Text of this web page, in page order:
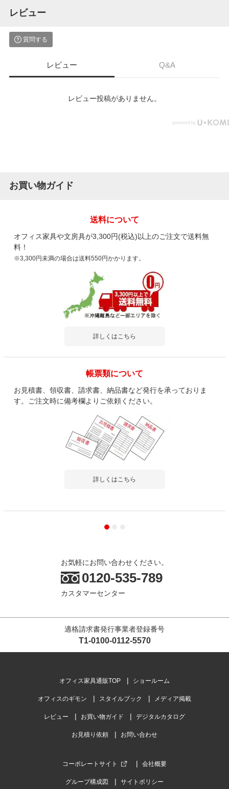
レビュー
質問する
レビュー Q&A
レビュー投稿がありません。
お買い物ガイド
送料について
オフィス家具や文房具が3,300円(税込)以上のご注文で送料無
料！
※3,300円未満の場合は送料550円かかります。
詳しくはこちら
帳票類について
お見積書、領収書、請求書、納品書など発行を承っておりま
す。ご注文時に備考欄よりご依頼ください。
詳しくはこちら
お気軽にお問い合わせください。
0120-535-789
カスタマーセンター
適格請求書発行事業者登録番号
T1-0100-0112-5570
オフィス家具通販TOP ショールーム
オフィスのギモン スタイルブック メディア掲載
レビュー お買い物ガイド デジタルカタログ
お見積り依頼 お問い合わせ
コーポレートサイト 会社概要
グループ構成図 サイトポリシー